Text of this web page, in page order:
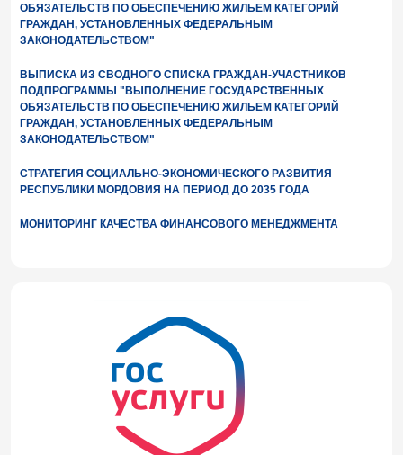
ОБЯЗАТЕЛЬСТВ ПО ОБЕСПЕЧЕНИЮ ЖИЛЬЕМ КАТЕГОРИЙ
ГРАЖДАН, УСТАНОВЛЕННЫХ ФЕДЕРАЛЬНЫМ
ЗАКОНОДАТЕЛЬСТВОМ"
ВЫПИСКА ИЗ СВОДНОГО СПИСКА ГРАЖДАН-УЧАСТНИКОВ
ПОДПРОГРАММЫ "ВЫПОЛНЕНИЕ ГОСУДАРСТВЕННЫХ
ОБЯЗАТЕЛЬСТВ ПО ОБЕСПЕЧЕНИЮ ЖИЛЬЕМ КАТЕГОРИЙ
ГРАЖДАН, УСТАНОВЛЕННЫХ ФЕДЕРАЛЬНЫМ
ЗАКОНОДАТЕЛЬСТВОМ"
СТРАТЕГИЯ СОЦИАЛЬНО-ЭКОНОМИЧЕСКОГО РАЗВИТИЯ
РЕСПУБЛИКИ МОРДОВИЯ НА ПЕРИОД ДО 2035 ГОДА
МОНИТОРИНГ КАЧЕСТВА ФИНАНСОВОГО МЕНЕДЖМЕНТА